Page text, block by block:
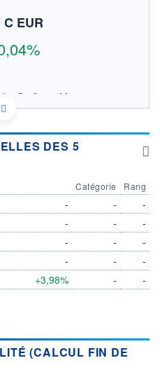
FORUM
EUR
Co Asset Management
AU 06/08/2026
07/04
LUX
BOURSOVIE
DES 5
-
-
-
-
+3,98%
Catégorie
-
-
-
-
-
Rang
-
-
-
-
-
(CALCUL FIN DE